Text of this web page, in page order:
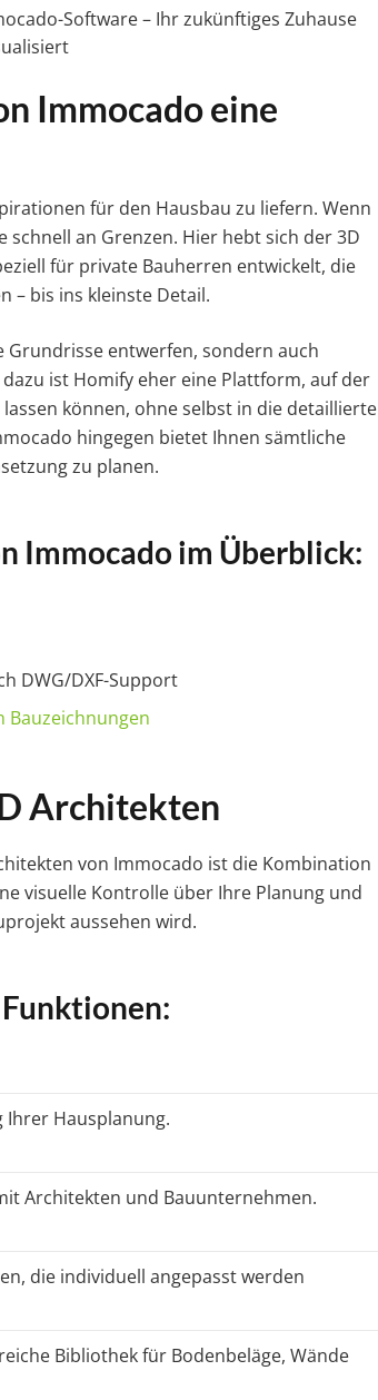
Software – Ihr zukünftiges Zuhause
Immocado eine
für den Hausbau zu liefern. Wenn
an Grenzen. Hier hebt sich der 3D
für private Bauherren entwickelt, die
– bis ins kleinste Detail.
entwerfen, sondern auch
ist Homify eher eine Plattform, auf der
können, ohne selbst in die detaillierte
hingegen bietet Ihnen sämtliche
zu planen.
Immocado im Überblick:
DWG/DXF-Support
Bauzeichnungen
Architekten
von Immocado ist die Kombination
visuelle Kontrolle über Ihre Planung und
aussehen wird.
Ihrer Hausplanung.
Architekten und Bauunternehmen.
die individuell angepasst werden
Bibliothek für Bodenbeläge, Wände